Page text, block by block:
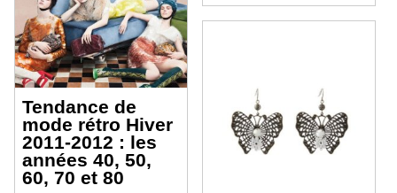
Tendance de
mode rétro Hiver
2011-2012 : les
années 40, 50,
60, 70 et 80